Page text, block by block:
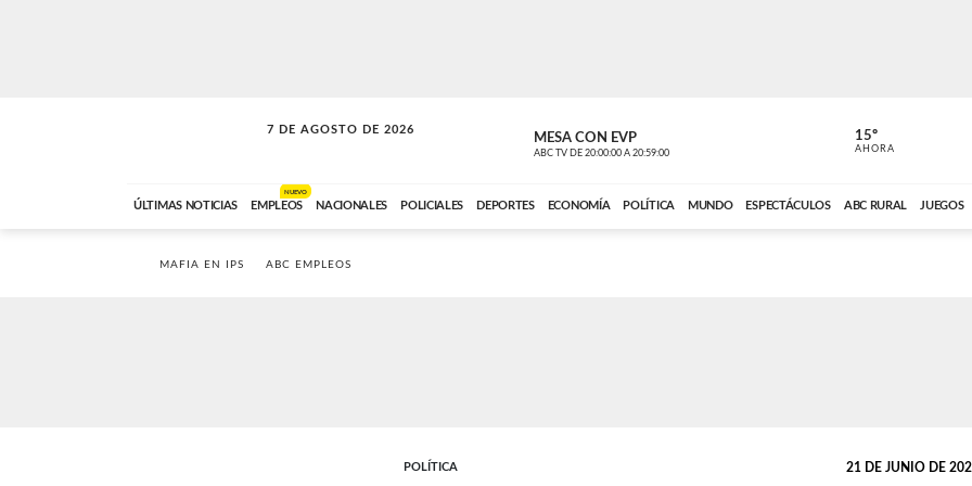
7 DE AGOSTO DE 2026
SOLO MÚSICA MESA CON EVP
ABC TV DE 20:00:00 A 20:59:00 ABC CARDINAL
15º
AHORA
ÚLTIMAS NOTICIAS EMPLEOS
NUEVO
NACIONALES POLICIALES DEPORTES ECONOMÍA POLÍTICA MUNDO ESPECTÁCULOS ABC RURAL JUEGOS
MAFIA EN IPS ABC EMPLEOS
POLÍTICA 21 DE JUNIO DE